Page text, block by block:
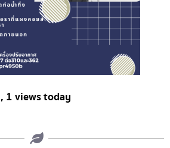
, 1 views today